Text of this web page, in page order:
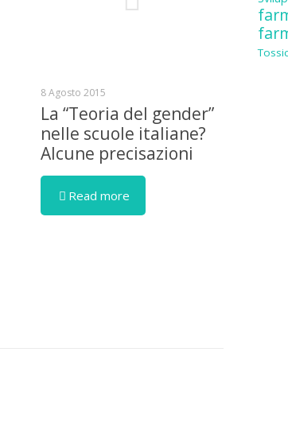
8 Agosto 2015
La “Teoria del gender”
nelle scuole italiane?
Alcune precisazioni
Read more